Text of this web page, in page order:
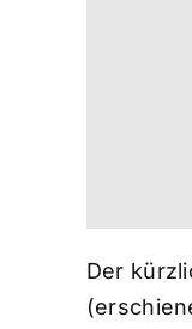
Der